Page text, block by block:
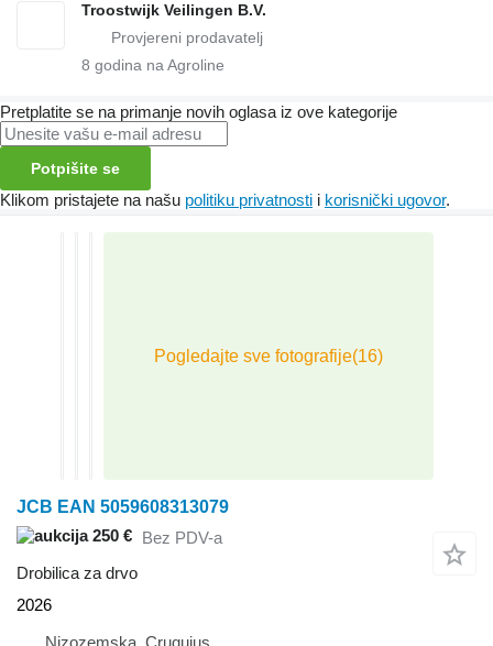
Troostwijk Veilingen B.V.
8 godina na Agroline
Pretplatite se na primanje novih oglasa iz ove kategorije
Potpišite se
Klikom pristajete na našu politiku privatnosti i korisnički ugovor.
JCB EAN 5059608313079
250 € Bez PDV-a
Drobilica za drvo
2026